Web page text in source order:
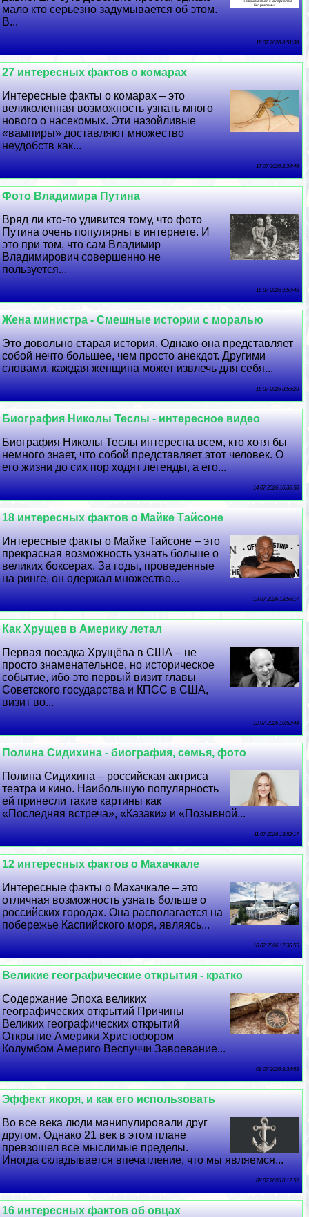
мало кто серьезно задумывается об этом.
В...
18 07 2026 3:51:36
27 интересных фактов о комарах
Интересные факты о комарах – это
великолепная возможность узнать много
нового о насекомых. Эти назойливые
«вампиры» доставляют множество
неудобств как...
17 07 2026 2:34:46
Фото Владимира Путина
Вряд ли кто-то удивится тому, что фото
Путина очень популярны в интернете. И
это при том, что сам Владимир
Владимирович совершенно не
пользуется...
16 07 2026 9:59:45
Жена министра - Смешные истории с моралью
Это довольно старая история. Однако она представляет
собой нечто большее, чем просто анекдот. Другими
словами, каждая женщина может извлечь для себя...
15 07 2026 8:55:23
Биография Николы Теслы - интересное видео
Биография Николы Теслы интересна всем, кто хотя бы
немного знает, что собой представляет этот человек. О
его жизни до сих пор ходят легенды, а его...
14 07 2026 16:36:50
18 интересных фактов о Майке Тайсоне
Интересные факты о Майке Тайсоне – это
прекрасная возможность узнать больше о
великих боксерах. За годы, проведенные
на ринге, он одержал множество...
13 07 2026 18:56:17
Как Хрущев в Америку летал
Первая поездка Хрущёва в США – не
просто знаменательное, но историческое
событие, ибо это первый визит главы
Советского государства и КПСС в США,
визит во...
12 07 2026 10:52:44
Полина Сидихина - биография, семья, фото
Полина Сидихина – российская актриса
театра и кино. Наибольшую популярность
ей принесли такие картины как
«Последняя встреча», «Казаки» и «Позывной...
11 07 2026 13:52:17
12 интересных фактов о Махачкале
Интересные факты о Махачкале – это
отличная возможность узнать больше о
российских городах. Она располагается на
побережье Каспийского моря, являясь...
10 07 2026 17:36:55
Великие географические открытия - кратко
Содержание Эпоха великих
географических открытий Причины
Великих географических открытий
Открытие Америки Христофором
Колумбом Америго Веспуччи Завоевание...
09 07 2026 9:34:53
Эффект якоря, и как его использовать
Во все века люди манипулировали друг
другом. Однако 21 век в этом плане
превзошел все мыслимые пределы.
Иногда складывается впечатление, что мы являемся...
08 07 2026 0:17:52
16 интересных фактов об овцах